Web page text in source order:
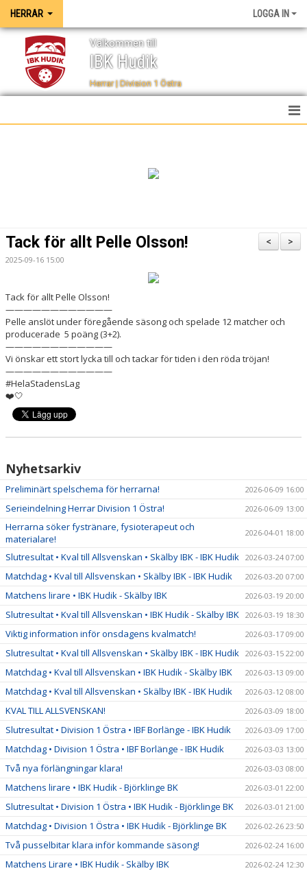
HERRAR LOGGA IN
IBK Hudik
Välkommen till
Herrar | Division 1 Östra
SPELSCHEMA
BILDER
DOKUMENT
KONTAKT
WEBBSÄNDNINGAR
>
<
Tack för allt Pelle Olsson!
2025-09-16 15:00
Tack för allt Pelle Olsson!
————————————
Pelle anslöt under föregående säsong och spelade 12 matcher och
producerade 5 poäng (3+2).
————————————
Vi önskar ett stort lycka till och tackar för tiden i den röda tröjan!
————————————
#HelaStadensLag
❤️🤍
Nyhetsarkiv
Preliminärt spelschema för herrarna! 2026-06-09 16:00
Serieindelning Herrar Division 1 Östra! 2026-06-09 13:00
Herrarna söker fystränare, fysioterapeut och
materialare!
2026-04-01 18:00
Slutresultat • Kval till Allsvenskan • Skälby IBK - IBK Hudik 2026-03-24 07:00
Matchdag • Kval till Allsvenskan • Skälby IBK - IBK Hudik 2026-03-20 07:00
Matchens lirare • IBK Hudik - Skälby IBK 2026-03-19 20:00
Slutresultat • Kval till Allsvenskan • IBK Hudik - Skälby IBK 2026-03-19 18:30
Viktig information inför onsdagens kvalmatch! 2026-03-17 09:00
Slutresultat • Kval till Allsvenskan • Skälby IBK - IBK Hudik 2026-03-15 22:00
Matchdag • Kval till Allsvenskan • IBK Hudik - Skälby IBK 2026-03-13 09:00
Matchdag • Kval till Allsvenskan • Skälby IBK - IBK Hudik 2026-03-12 08:00
KVAL TILL ALLSVENSKAN! 2026-03-09 18:00
Slutresultat • Division 1 Östra • IBF Borlänge - IBK Hudik 2026-03-09 17:00
Matchdag • Division 1 Östra • IBF Borlänge - IBK Hudik 2026-03-03 13:00
Två nya förlängningar klara! 2026-03-03 08:00
Matchens lirare • IBK Hudik - Björklinge BK 2026-03-01 22:00
Slutresultat • Division 1 Östra • IBK Hudik - Björklinge BK 2026-03-01 21:00
Matchdag • Division 1 Östra • IBK Hudik - Björklinge BK 2026-02-26 23:50
Två pusselbitar klara inför kommande säsong! 2026-02-24 16:00
Matchens Lirare • IBK Hudik - Skälby IBK 2026-02-24 12:30